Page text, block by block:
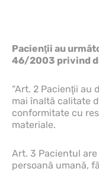
Pacienţii au
46/2003 privind
“Art. 2 Pacienţii au
mai înaltă calitate
conformitate cu
materiale.
Art. 3 Pacientul
persoană umană,